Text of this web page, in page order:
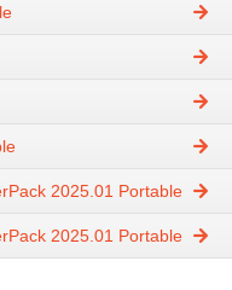
2025.01 Portable
2025.01 Portable